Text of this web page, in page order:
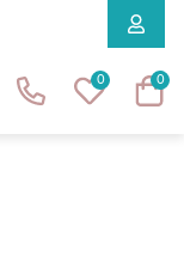
0 0